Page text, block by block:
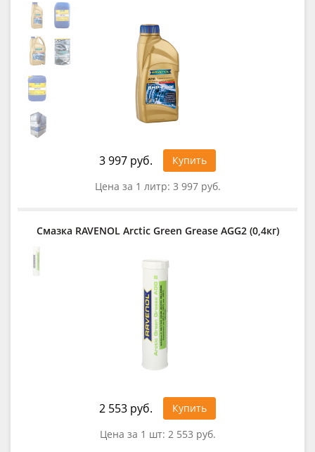
3 997 руб.
Купить
Цена за 1 литр: 3 997 руб.
Смазка RAVENOL Arctic Green Grease AGG2 (0,4кг)
2 553 руб.
Купить
Цена за 1 шт: 2 553 руб.